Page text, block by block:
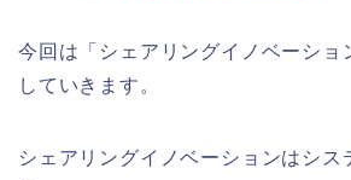
今回は「シェアリングイノベーショ
していきます。
シェアリングイノベーションはシス